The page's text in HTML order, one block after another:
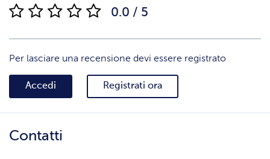
0.0 / 5
Per lasciare una recensione devi essere registrato
Accedi Registrati ora
Contatti